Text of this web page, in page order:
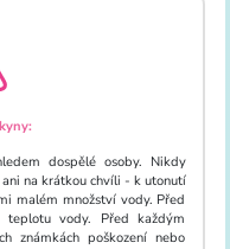
dospělé osoby. Nikdy
na krátkou chvíli - k utonutí
malém množství vody. Před
vody. Před každým
známkách poškození nebo